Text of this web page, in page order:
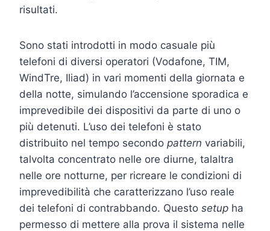
risultati.
Sono stati introdotti in modo casuale più
telefoni di diversi operatori (Vodafone, TIM,
WindTre, Iliad) in vari momenti della giornata e
della notte, simulando l’accensione sporadica e
imprevedibile dei dispositivi da parte di uno o
più detenuti. L’uso dei telefoni è stato
distribuito nel tempo secondo pattern variabili,
talvolta concentrato nelle ore diurne, talaltra
nelle ore notturne, per ricreare le condizioni di
imprevedibilità che caratterizzano l’uso reale
dei telefoni di contrabbando. Questo setup ha
permesso di mettere alla prova il sistema nelle